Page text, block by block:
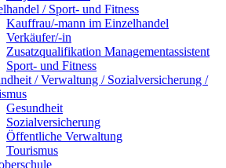
/ Sport- und Fitness
Kauffrau/-mann im Einzelhandel
Verkäufer/-in
Zusatzqualifikation Managementassistent
Sport- und Fitness
/ Verwaltung / Sozialversicherung /
Gesundheit
Sozialversicherung
Öffentliche Verwaltung
Tourismus